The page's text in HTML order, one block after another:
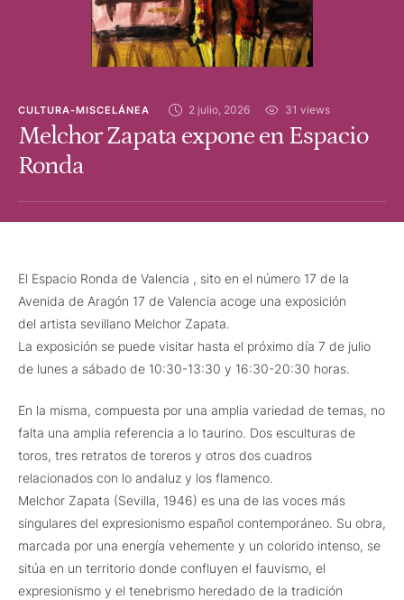
CULTURA-MISCELÁNEA 2 julio, 2026 31 views
Melchor Zapata expone en Espacio
Ronda
El Espacio Ronda de Valencia , sito en el número 17 de la
Avenida de Aragón 17 de Valencia acoge una exposición
del artista sevillano Melchor Zapata.
La exposición se puede visitar hasta el próximo día 7 de julio
de lunes a sábado de 10:30-13:30 y 16:30-20:30 horas.
En la misma, compuesta por una amplia variedad de temas, no
falta una amplia referencia a lo taurino. Dos esculturas de
toros, tres retratos de toreros y otros dos cuadros
relacionados con lo andaluz y los flamenco.
Melchor Zapata (Sevilla, 1946) es una de las voces más
singulares del expresionismo español contemporáneo. Su obra,
marcada por una energía vehemente y un colorido intenso, se
sitúa en un territorio donde confluyen el fauvismo, el
expresionismo y el tenebrismo heredado de la tradición